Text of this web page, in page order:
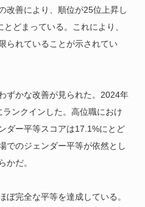
改善により、順位が25位上昇し
どまっている。これにより、
られていることが示されてい
ずかな改善が見られた。2024年
ンクインした。高位職におけ
ダー平等スコアは17.1%にとど
でのジェンダー平等が依然とし
かだ。
完全な平等を達成している。